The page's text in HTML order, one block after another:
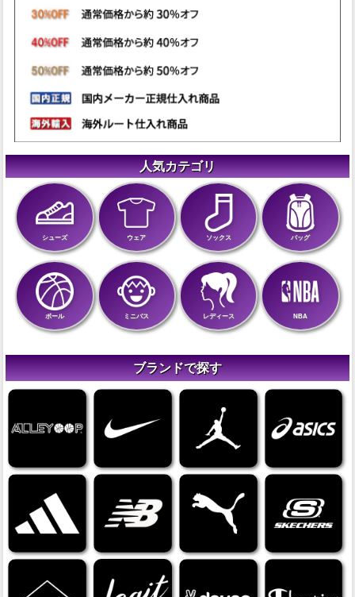
人気カテゴリ
シューズ ウェア ソックス バッグ
ボール ミニバス レディース NBA
ブランドで探す